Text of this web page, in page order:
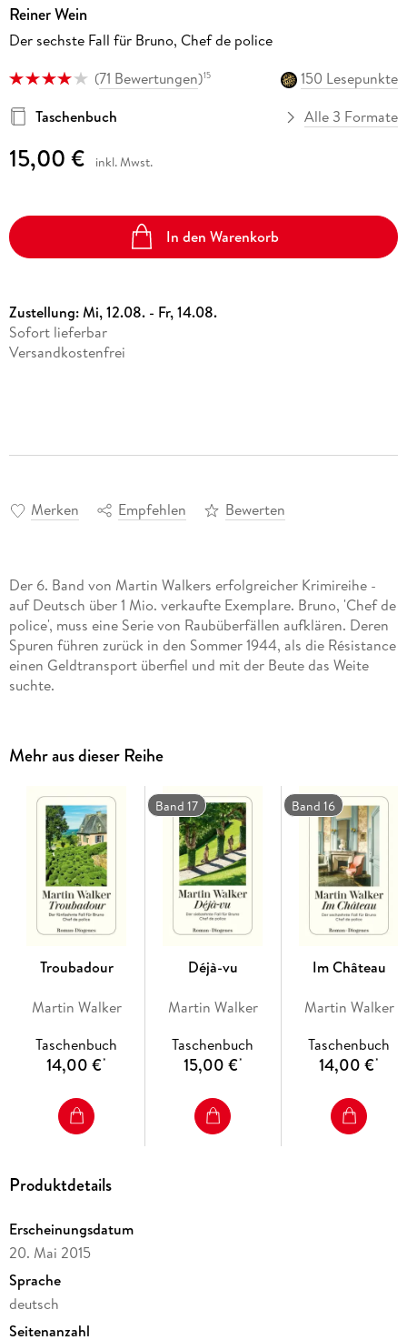
Reiner Wein
Der sechste Fall für Bruno, Chef de police
(71 Bewertungen)15
150 Lesepunkte
Taschenbuch
Alle 3 Formate
15,00 € inkl. Mwst.
In den Warenkorb
Zustellung:Mi, 12.08. - Fr, 14.08.
Sofort lieferbar
Versandkostenfrei
Merken Empfehlen Bewerten
Der 6. Band von Martin Walkers erfolgreicher Krimireihe -
auf Deutsch über 1 Mio. verkaufte Exemplare. Bruno, 'Chef de
police', muss eine Serie von Raubüberfällen aufklären. Deren
Spuren führen zurück in den Sommer 1944, als die Résistance
einen Geldtransport überfiel und mit der Beute das Weite
suchte.
Mehr aus dieser Reihe
Troubadour
Martin Walker
Taschenbuch
14,00 €*
Band 17
Déjà-vu
Martin Walker
Taschenbuch
15,00 €*
Band 16
Im Château
Martin Walker
Taschenbuch
14,00 €*
Produktdetails
Erscheinungsdatum
20. Mai 2015
Sprache
deutsch
Seitenanzahl